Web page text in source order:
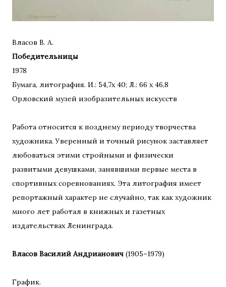
Власов В. А.
Победительницы
1978
Бумага, литография. И.: 54,7х 40; Л.: 66 х 46,8
Орловский музей изобразительных искусств
Работа относится к позднему периоду творчества
художника. Уверенный и точный рисунок заставляет
любоваться этими стройными и физически
развитыми девушками, занявшими первые места в
спортивных соревнованиях. Эта литография имеет
репортажный характер не случайно, так как художник
много лет работал в книжных и газетных
издательствах Ленинграда.
Власов Василий Андрианович (1905–1979)
График.